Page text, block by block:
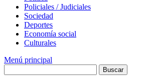
Policiales / Judiciales
Sociedad
Deportes
Economía social
Culturales
Menú principal